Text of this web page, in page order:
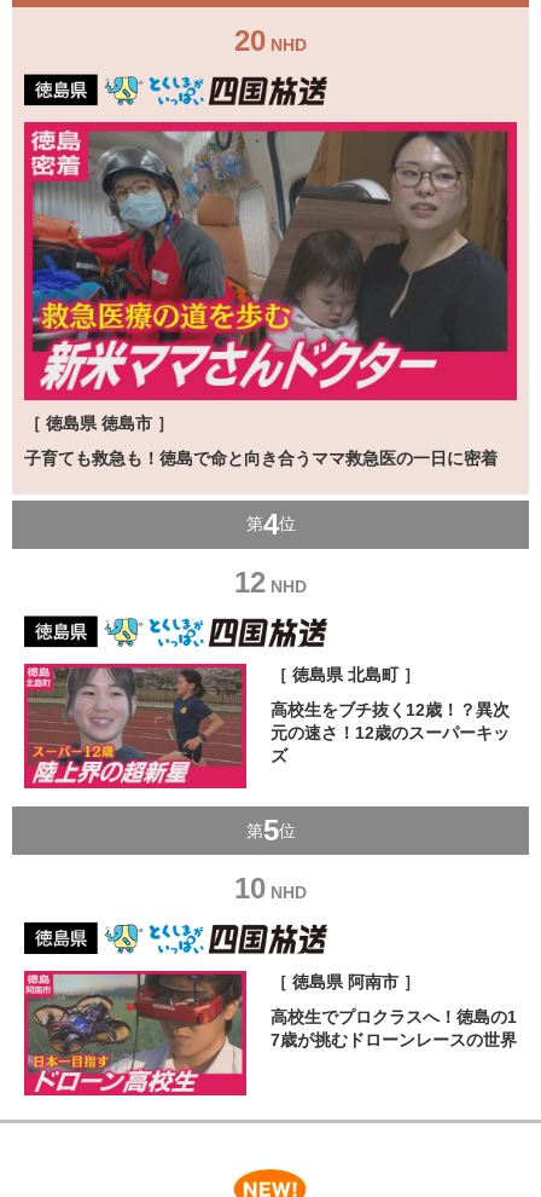
20 NHD
［ 徳島県 徳島市 ］
子育ても救急も！徳島で命と向き合うママ救急医の一日に密着
第4位
12 NHD
［ 徳島県 北島町 ］
高校生をブチ抜く12歳！？異次
元の速さ！12歳のスーパーキッ
ズ
第5位
10 NHD
［ 徳島県 阿南市 ］
高校生でプロクラスへ！徳島の1
7歳が挑むドローンレースの世界